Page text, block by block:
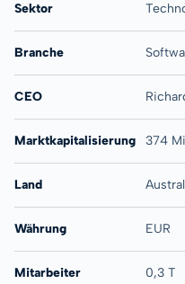
Sektor
Branche
CEO
Marktkapitalisierung 374
Land
Währung EUR
Mitarbeiter 0,3 T